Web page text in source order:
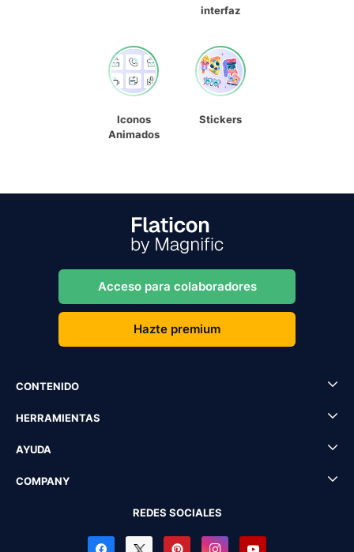
interfaz
Iconos
Animados
Stickers
Acceso para colaboradores
Hazte premium
CONTENIDO
HERRAMIENTAS
AYUDA
COMPANY
REDES SOCIALES